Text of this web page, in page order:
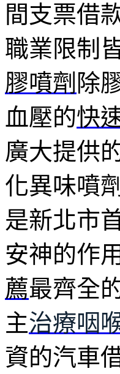
間支票借
職業限制
膠噴劑 除
血壓的快
廣大提供
化異味噴
是新北市
安神的作
薦最齊全
主治療咽
資的汽車